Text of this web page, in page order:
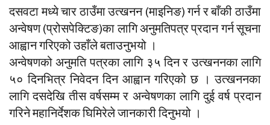
दसवटा मध्ये चार ठाउँमा उत्खनन (माइनिङ) गर्न र बाँकी ठाउँमा
अन्वेषण (प्रोसपेक्टिङ)का लागि अनुमतिपत्र प्रदान गर्न सूचना
आह्वान गरिएको उहाँले बताउनुभयो ।
अन्वेषणको अनुमति पत्रका लागि ३५ दिन र उत्खननका लागि
५० दिनभित्र निवेदन दिन आह्वान गरिएको छ । उत्खननका
लागि दसदेखि तीस वर्षसम्म र अन्वेषणका लागि दुई वर्ष प्रदान
गरिने महानिर्देशक घिमिरेले जानकारी दिनुभयो ।